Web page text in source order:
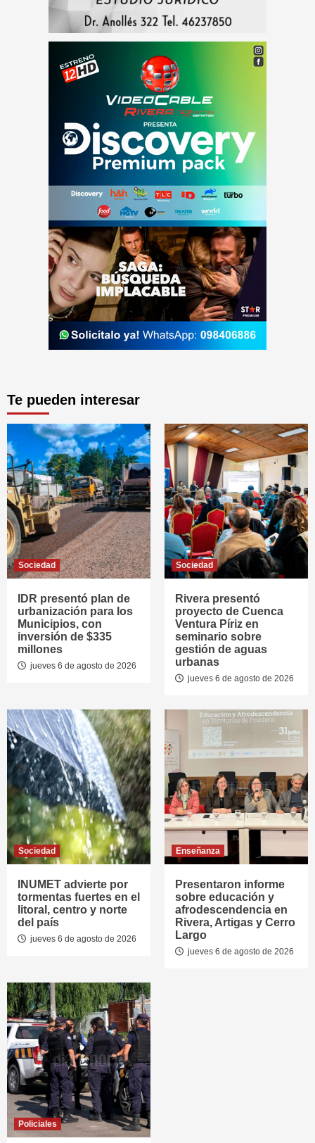
Te pueden interesar
Sociedad
IDR presentó plan de
urbanización para los
Municipios, con
inversión de $335
millones
jueves 6 de agosto de 2026
Sociedad
Rivera presentó
proyecto de Cuenca
Ventura Píriz en
seminario sobre
gestión de aguas
urbanas
jueves 6 de agosto de 2026
Sociedad
INUMET advierte por
tormentas fuertes en el
litoral, centro y norte
del país
jueves 6 de agosto de 2026
Enseñanza
Presentaron informe
sobre educación y
afrodescendencia en
Rivera, Artigas y Cerro
Largo
jueves 6 de agosto de 2026
Policiales